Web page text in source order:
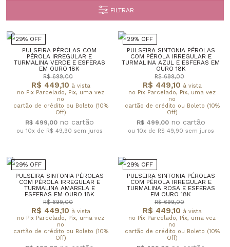
FILTRAR
29% OFF
PULSEIRA PÉROLAS COM
PÉROLA IRREGULAR E
TURMALINA VERDE E ESFERAS
EM OURO 18K
R$ 449,10 à vista
no Pix Parcelado, Pix, uma vez
no
cartão de crédito ou Boleto (10%
Off)
R$ 699,00
R$ 499,00
ou 10x de R$ 49,90 sem juros
29% OFF
PULSEIRA SINTONIA PÉROLAS
COM PÉROLA IRREGULAR E
TURMALINA AZUL E ESFERAS EM
OURO 18K
R$ 449,10 à vista
no Pix Parcelado, Pix, uma vez
no
cartão de crédito ou Boleto (10%
Off)
R$ 699,00
R$ 499,00
ou 10x de R$ 49,90 sem juros
29% OFF
PULSEIRA SINTONIA PÉROLAS
COM PÉROLA IRREGULAR E
TURMALINA AMARELA E
ESFERAS EM OURO 18K
R$ 449,10 à vista
no Pix Parcelado, Pix, uma vez
no
cartão de crédito ou Boleto (10%
Off)
R$ 699,00
29% OFF
PULSEIRA SINTONIA PÉROLAS
COM PÉROLA IRREGULAR E
TURMALINA ROSA E ESFERAS
EM OURO 18K
R$ 449,10 à vista
no Pix Parcelado, Pix, uma vez
no
cartão de crédito ou Boleto (10%
Off)
R$ 699,00